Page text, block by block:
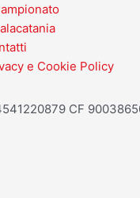
e Cookie Policy
CF